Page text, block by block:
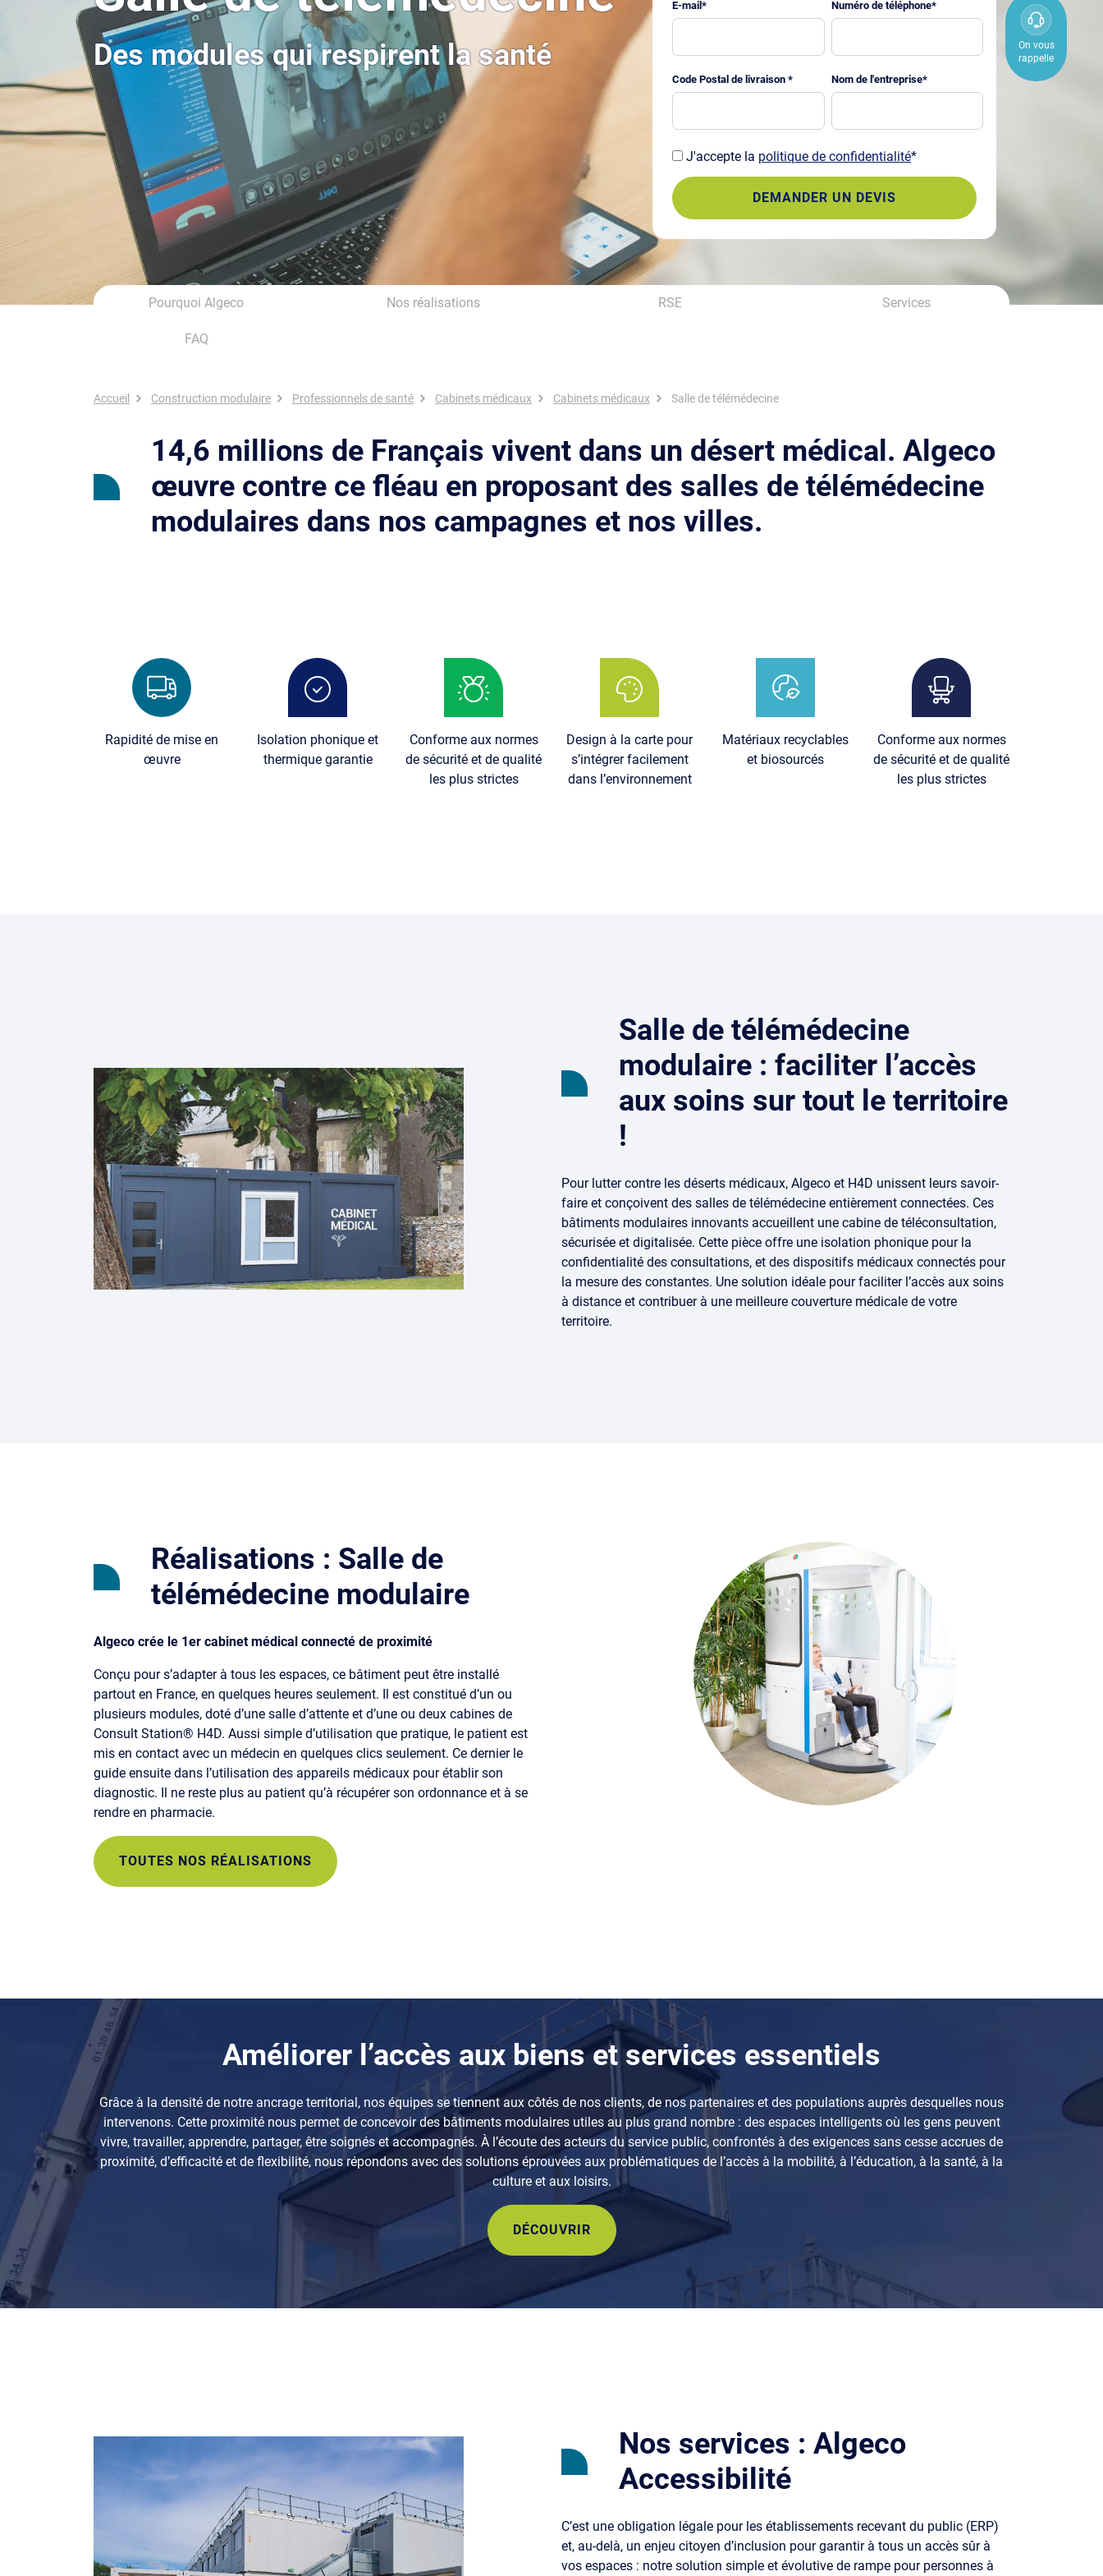
0800
850
800
On vous
rappelle
Des modules qui respirent la santé
E-mail * Numéro de téléphone*
Code Postal de livraison * Nom de l'entreprise*
J'accepte la politique de confidentialité*
Pourquoi Algeco Nos réalisations RSE Services
FAQ
Fil d'Ariane
Accueil Construction modulaire Professionnels de santé Cabinets médicaux Cabinets médicaux Salle de télémédecine
14,6 millions de Français vivent dans un désert médical. Algeco
œuvre contre ce fléau en proposant des salles de télémédecine
modulaires dans nos campagnes et nos villes.
Rapidité de mise en
œuvre
Isolation phonique et
thermique garantie
Conforme aux normes
de sécurité et de qualité
les plus strictes
Design à la carte pour
s’intégrer facilement
dans l’environnement
Matériaux recyclables
et biosourcés
Conforme aux normes
de sécurité et de qualité
les plus strictes
Salle de télémédecine
modulaire : faciliter l’accès
aux soins sur tout le territoire
!
Pour lutter contre les déserts médicaux, Algeco et H4D unissent leurs savoir-
faire et conçoivent des salles de télémédecine entièrement connectées. Ces
bâtiments modulaires innovants accueillent une cabine de téléconsultation,
sécurisée et digitalisée. Cette pièce offre une isolation phonique pour la
confidentialité des consultations, et des dispositifs médicaux connectés pour
la mesure des constantes. Une solution idéale pour faciliter l’accès aux soins
à distance et contribuer à une meilleure couverture médicale de votre
territoire.
Réalisations : Salle de
télémédecine modulaire
Algeco crée le 1er cabinet médical connecté de proximité
Conçu pour s’adapter à tous les espaces, ce bâtiment peut être installé
partout en France, en quelques heures seulement. Il est constitué d’un ou
plusieurs modules, doté d’une salle d’attente et d’une ou deux cabines de
Consult Station® H4D. Aussi simple d’utilisation que pratique, le patient est
mis en contact avec un médecin en quelques clics seulement. Ce dernier le
guide ensuite dans l’utilisation des appareils médicaux pour établir son
diagnostic. Il ne reste plus au patient qu’à récupérer son ordonnance et à se
rendre en pharmacie.
TOUTES NOS RÉALISATIONS
Améliorer l’accès aux biens et services essentiels
Grâce à la densité de notre ancrage territorial, nos équipes se tiennent aux côtés de nos clients, de nos partenaires et des populations auprès desquelles nous
intervenons. Cette proximité nous permet de concevoir des bâtiments modulaires utiles au plus grand nombre : des espaces intelligents où les gens peuvent
vivre, travailler, apprendre, partager, être soignés et accompagnés. À l’écoute des acteurs du service public, confrontés à des exigences sans cesse accrues de
proximité, d’efficacité et de flexibilité, nous répondons avec des solutions éprouvées aux problématiques de l’accès à la mobilité, à l’éducation, à la santé, à la
culture et aux loisirs.
DÉCOUVRIR
Nos services : Algeco
Accessibilité
C’est une obligation légale pour les établissements recevant du public (ERP)
et, au-delà, un enjeu citoyen d’inclusion pour garantir à tous un accès sûr à
vos espaces : notre solution simple et évolutive de rampe pour personnes à